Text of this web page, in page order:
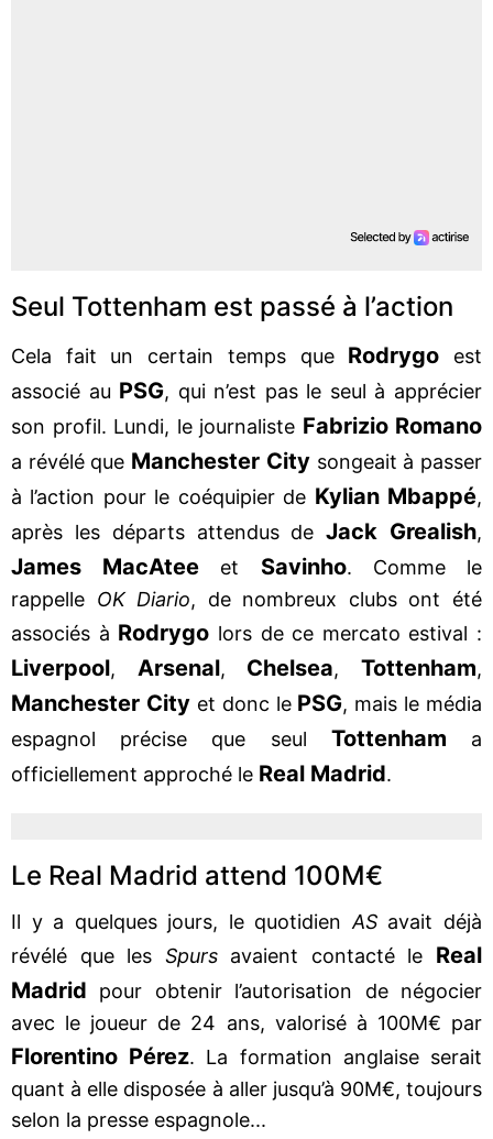
Seul Tottenham est passé à l’action
Cela fait un certain temps que Rodrygo
est
associé au PSG, qui n’est pas le seul à apprécier
son profil. Lundi, le journaliste Fabrizio Romano
a révélé que Manchester City songeait à passer
à l’action pour le coéquipier de Kylian Mbappé,
après les départs attendus deJack Grealish,
James MacAtee et Savinho. Comme le
rappelle OK Diario, de nombreux clubs ont été
associés à Rodrygo lors de ce mercato estival :
Liverpool, Arsenal, Chelsea,Tottenham,
Manchester Cityet donc le PSG, mais le média
espagnol précise que seul Tottenham
a
officiellement approché le Real Madrid.
Le Real Madrid attend 100M€
Il y a quelques jours, le quotidien AS avait déjà
révélé que les Spurs avaient contacté le Real
Madrid pour obtenir l’autorisation de négocier
avec le joueur de 24 ans, valorisé à 100M€ par
Florentino Pérez. La formation anglaise serait
quant à elle disposée à aller jusqu’à 90M€, toujours
selon la presse espagnole...